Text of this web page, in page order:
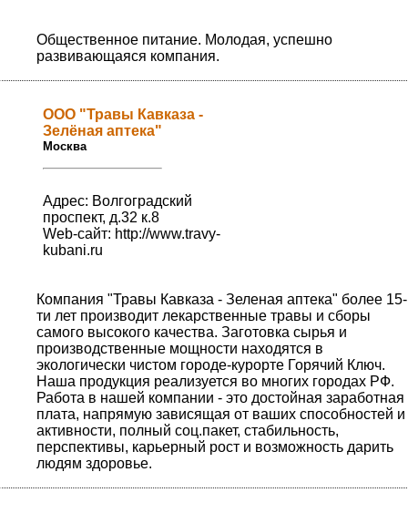
Общественное питание. Молодая, успешно
развивающаяся компания.
ООО "Травы Кавказа -
Зелёная аптека"
Москва
Адрес: Волгоградский
проспект, д.32 к.8
Web-сайт: http://www.travy-
kubani.ru
Компания "Травы Кавказа - Зеленая аптека" более 15-
ти лет производит лекарственные травы и сборы
самого высокого качества. Заготовка сырья и
производственные мощности находятся в
экологически чистом городе-курорте Горячий Ключ.
Наша продукция реализуется во многих городах РФ.
Работа в нашей компании - это достойная заработная
плата, напрямую зависящая от ваших способностей и
активности, полный соц.пакет, стабильность,
перспективы, карьерный рост и возможность дарить
людям здоровье.